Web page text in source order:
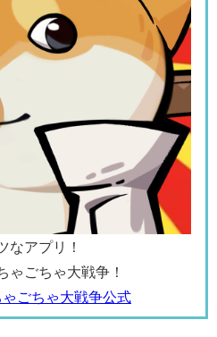
なアプリ！
ゃごちゃ大戦争！
ごちゃ大戦争公式